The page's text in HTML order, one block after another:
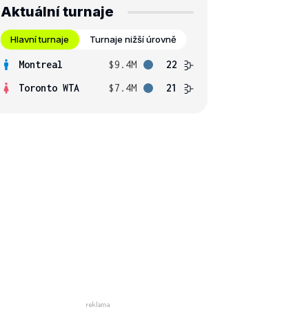
Aktuální turnaje
Hlavní turnaje Turnaje nižší úrovně
Montreal $9.4M
22
Toronto WTA
$7.4M 21